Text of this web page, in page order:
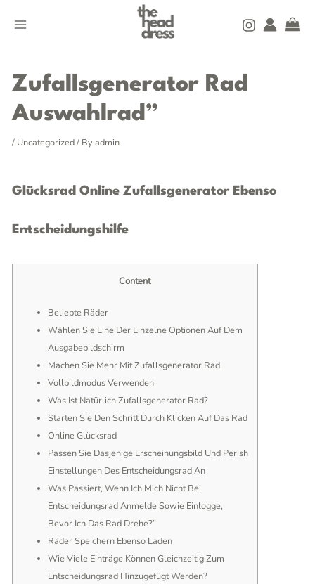
MENU
Zufallsgenerator Rad
Auswahlrad”
/ Uncategorized/ By admin
Glücksrad Online Zufallsgenerator Ebenso
Entscheidungshilfe
Content
Beliebte Räder
Wählen Sie Eine Der Einzelne Optionen Auf Dem
Ausgabebildschirm
Machen Sie Mehr Mit Zufallsgenerator Rad
Vollbildmodus Verwenden
Was Ist Natürlich Zufallsgenerator Rad?
Starten Sie Den Schritt Durch Klicken Auf Das Rad
Online Glücksrad
Passen Sie Dasjenige Erscheinungsbild Und Perish
Einstellungen Des Entscheidungsrad An
Was Passiert, Wenn Ich Mich Nicht Bei
Entscheidungsrad Anmelde Sowie Einlogge,
Bevor Ich Das Rad Drehe?”
Räder Speichern Ebenso Laden
Wie Viele Einträge Können Gleichzeitig Zum
Entscheidungsrad Hinzugefügt Werden?
navigation